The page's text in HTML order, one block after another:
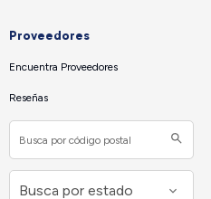
Proveedores
Encuentra Proveedores
Reseñas